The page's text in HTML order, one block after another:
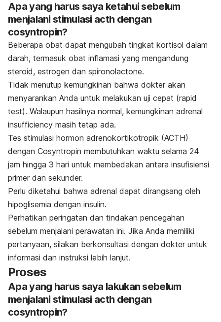
Apa yang harus saya ketahui sebelum
menjalani stimulasi acth dengan
cosyntropin?
Beberapa obat dapat mengubah tingkat kortisol dalam
darah, termasuk obat inflamasi yang mengandung
steroid, estrogen dan spironolactone.
Tidak menutup kemungkinan bahwa dokter akan
menyarankan Anda untuk melakukan uji cepat (rapid
test). Walaupun hasilnya normal, kemungkinan adrenal
insufficiency masih tetap ada.
Tes stimulasi hormon adrenokortikotropik (ACTH)
dengan Cosyntropin membutuhkan waktu selama 24
jam hingga 3 hari untuk membedakan antara insufisiensi
primer dan sekunder.
Perlu diketahui bahwa adrenal dapat dirangsang oleh
hipoglisemia dengan insulin.
Perhatikan peringatan dan tindakan pencegahan
sebelum menjalani perawatan ini. Jika Anda memiliki
pertanyaan, silakan berkonsultasi dengan dokter untuk
informasi dan instruksi lebih lanjut.
Proses
Apa yang harus saya lakukan sebelum
menjalani stimulasi acth dengan
cosyntropin?